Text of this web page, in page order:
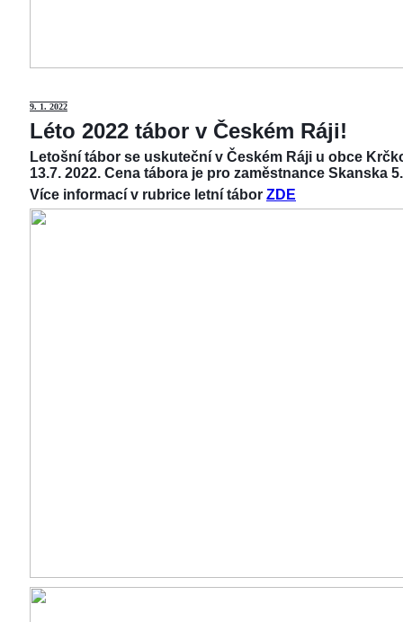
9. 1. 2022
Léto 2022 tábor v Českém Ráji!
Letošní tábor se uskuteční v Českém Ráji u obce
13.7. 2022. Cena tábora je pro zaměstnance Skanska
Více informací v rubrice letní tábor ZDE